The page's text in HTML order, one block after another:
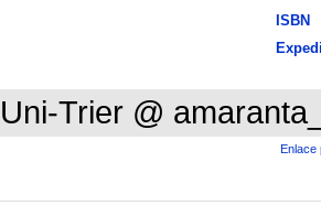
ISBN
Uni-Trier @
Enlace